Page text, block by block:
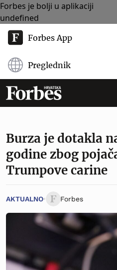
Forbes je bolji u aplikaciji
undefined
Forbes App
Preglednik
Burza je dotakla
godine zbog
Trumpove carine
AKTUALNO Forbes